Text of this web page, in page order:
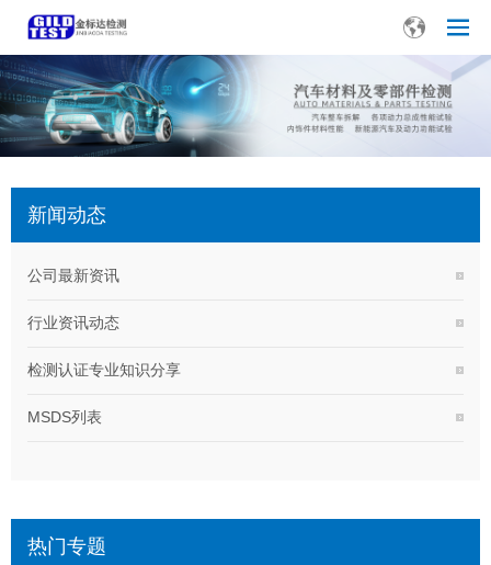
新闻动态
公司最新资讯
行业资讯动态
检测认证专业知识分享
MSDS列表
热门专题